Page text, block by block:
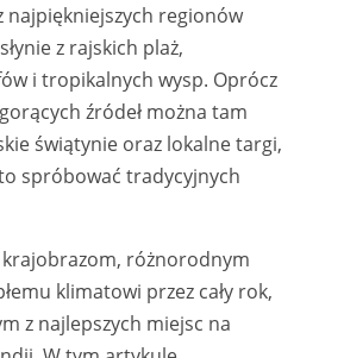
najpiękniejszych regionów
z rajskich plaż,
i tropikalnych wysp. Oprócz
źródeł można tam
świątynie oraz lokalne targi,
spróbować tradycyjnych
różnorodnym
klimatowi przez cały rok,
z najlepszych miejsc na